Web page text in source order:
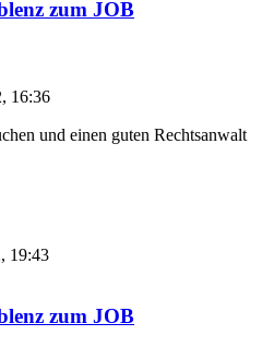
zum JOB
16:36
und einen guten Rechtsanwalt
19:43
zum JOB